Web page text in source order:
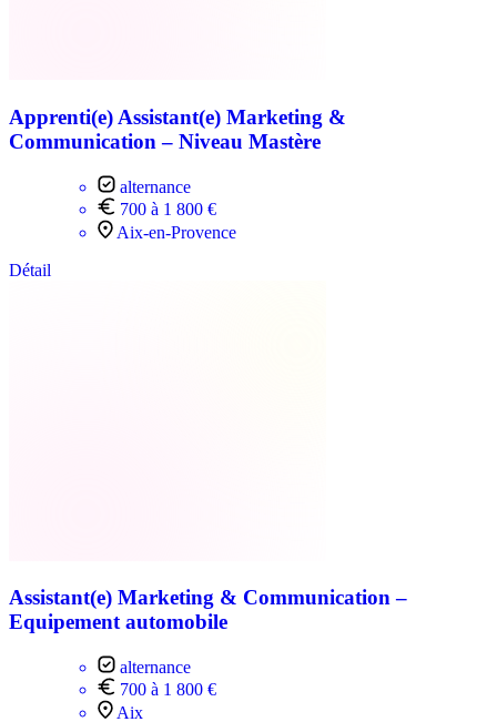
Apprenti(e) Assistant(e) Marketing &
Communication – Niveau Mastère
alternance
700 à 1 800 €
Aix-en-Provence
Détail
Assistant(e) Marketing & Communication –
Equipement automobile
alternance
700 à 1 800 €
Aix